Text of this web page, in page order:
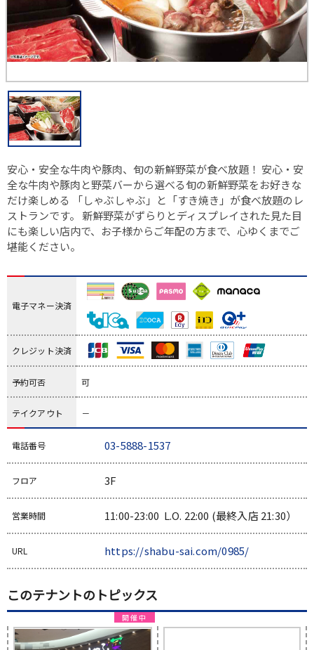
安心・安全な牛肉や豚肉、旬の新鮮野菜が食べ放題！ 安心・安
全な牛肉や豚肉と野菜バーから選べる旬の新鮮野菜をお好きな
だけ楽しめる 「しゃぶしゃぶ」と「すき焼き」が食べ放題のレ
ストランです。 新鮮野菜がずらりとディスプレイされた見た目
にも楽しい店内で、お子様からご年配の方まで、心ゆくまでご
堪能ください。
電子マネー決済
クレジット決済
予約可否 可
テイクアウト －
電話番号 03-5888-1537
フロア 3F
営業時間 11:00-23:00 L.O. 22:00 (最終入店 21:30）
URL https://shabu-sai.com/0985/
このテナントのトピックス